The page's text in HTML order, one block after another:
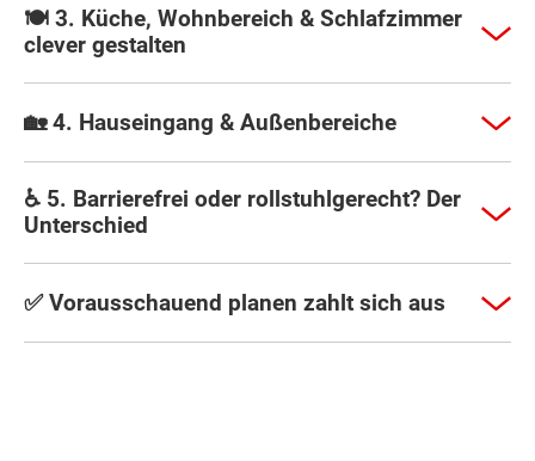
🍽️ 3. Küche, Wohnbereich & Schlafzimmer
clever gestalten
🏡 4. Hauseingang & Außenbereiche
♿ 5. Barrierefrei oder rollstuhlgerecht? Der
Unterschied
✅ Vorausschauend planen zahlt sich aus